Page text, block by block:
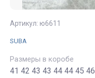
Артикул: ю6611
SUBA
Размеры в коробе
41 42 43 43 44 44 45 46